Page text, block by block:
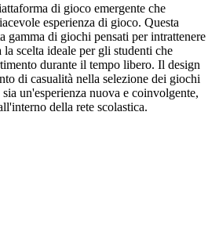
di gioco emergente che
esperienza di gioco. Questa
gamma di giochi pensati per intrattenere
la scelta ideale per gli studenti che
durante il tempo libero. Il design
di casualità nella selezione dei giochi
un'esperienza nuova e coinvolgente,
della rete scolastica.